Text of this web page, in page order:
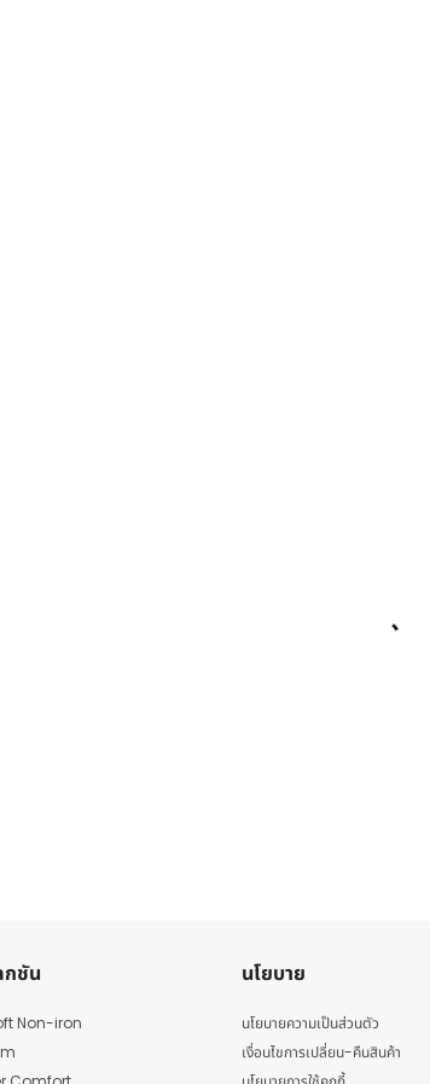
กชัน
Non-iron
นโยบาย
นโยบายความเป็นส่วนตัว
เงื่อนไขการเปลี่ยน-คืนสินค้า